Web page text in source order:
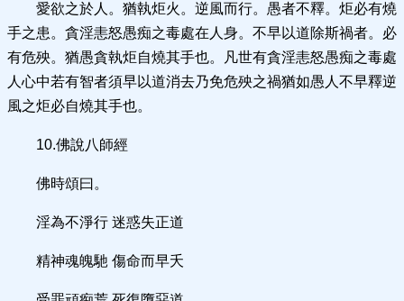
愛欲之於人。猶執炬火。逆風而行。愚者不釋。炬必有燒
手之患。貪淫恚怒愚痴之毒處在人身。不早以道除斯禍者。必
有危殃。猶愚貪執炬自燒其手也。凡世有貪淫恚怒愚痴之毒處
人心中若有智者須早以道消去乃免危殃之禍猶如愚人不早釋逆
風之炬必自燒其手也。
10.佛說八師經
佛時頌曰。
淫為不淨行 迷惑失正道
精神魂魄馳 傷命而早夭